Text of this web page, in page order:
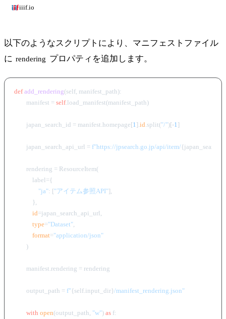
it all work.
iiif.io
以下のようなスクリプトにより、マニフェストファイル
に rendering プロパティを追加します。
def add_rendering(self, manifest_path):
        manifest =
self.load_manifest(manifest_path)
        japan_search_id = manifest.homepage[
1].id.split("/")[-1]
        japan_search_api_url =
f"https://jpsearch.go.jp/api/item/
        rendering = ResourceItem(
            label={
"ja": ["アイテム参照API"],
            },
id=japan_search_api_url,
type="Dataset",
format="application/json"
        )
        manifest.rendering = rendering
        output_path =
f"{self.input_dir}/manifest_rendering.json"
with open(output_path, "w") as f: